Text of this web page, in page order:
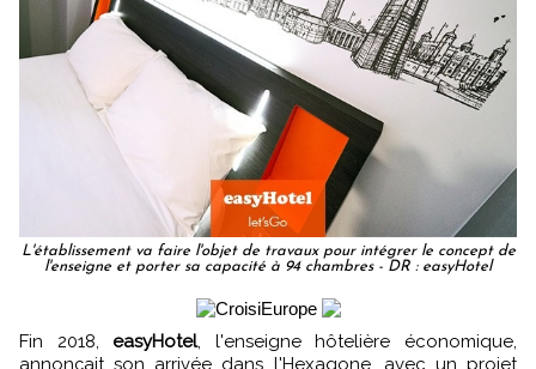
L'établissement va faire l'objet de travaux pour intégrer le concept de
l'enseigne et porter sa capacité à 94 chambres - DR : easyHotel
Fin 2018, easyHotel, l'enseigne hôtelière économique,
annonçait son arrivée dans l'Hexagone, avec un projet